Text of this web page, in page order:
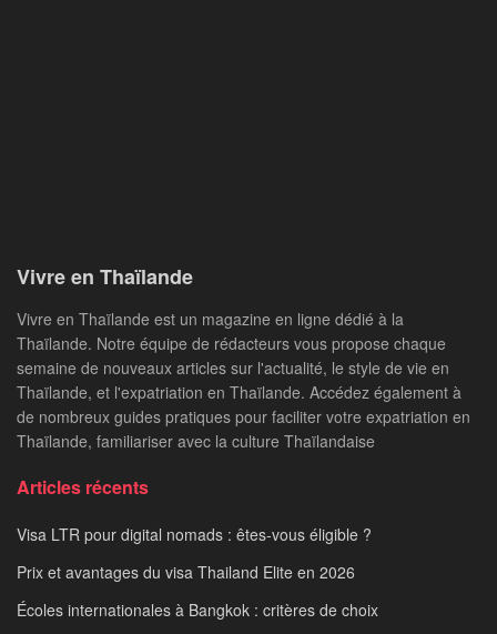
Vivre en Thaïlande
Vivre en Thaïlande est un magazine en ligne dédié à la
Thaïlande. Notre équipe de rédacteurs vous propose chaque
semaine de nouveaux articles sur l'actualité, le style de vie en
Thaïlande, et l'expatriation en Thaïlande. Accédez également à
de nombreux guides pratiques pour faciliter votre expatriation en
Thaïlande, familiariser avec la culture Thaïlandaise
Articles récents
Visa LTR pour digital nomads : êtes-vous éligible ?
Prix et avantages du visa Thailand Elite en 2026
Écoles internationales à Bangkok : critères de choix